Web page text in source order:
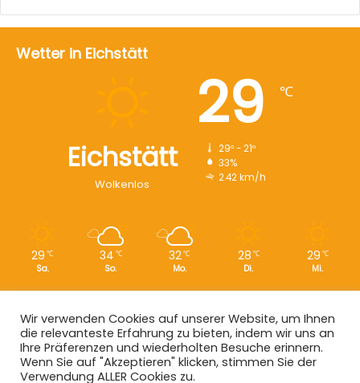
Wetter in Eichstätt
Eichstätt
Wolkenlos
29 ℃
29º - 21º
33%
2.42 km/h
29 ℃
Sa.
34 ℃
So.
32℃
Mo.
28 ℃
Di.
29 ℃
Mi.
Copyright © 2008 - 2026EI-Live.de| Alle Rechte vorbehalten.
Start
|Datenschutz |Kontakt|Impressum
Wir verwenden Cookies auf unserer Website, um Ihnen
die relevanteste Erfahrung zu bieten, indem wir uns an
Ihre Präferenzen und wiederholten Besuche erinnern.
Wenn Sie auf "Akzeptieren" klicken, stimmen Sie der
Verwendung ALLER Cookies zu.